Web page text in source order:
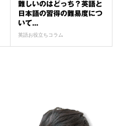
難しいのはどっち？英語と
日本語の習得の難易度につ
いて...
英語お役立ちコラム